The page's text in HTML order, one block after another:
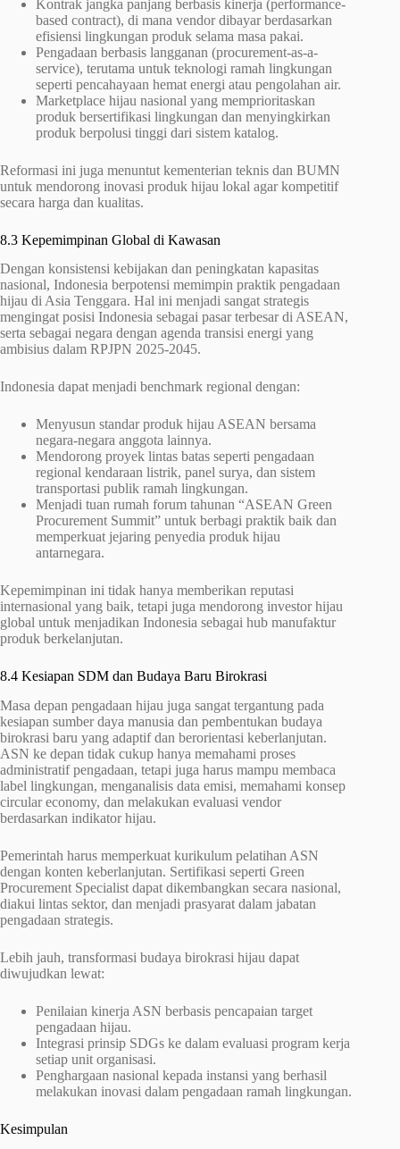
Kontrak jangka panjang berbasis kinerja (performance-
based contract), di mana vendor dibayar berdasarkan
efisiensi lingkungan produk selama masa pakai.
Pengadaan berbasis langganan (procurement-as-a-
service), terutama untuk teknologi ramah lingkungan
seperti pencahayaan hemat energi atau pengolahan air.
Marketplace hijau nasional yang memprioritaskan
produk bersertifikasi lingkungan dan menyingkirkan
produk berpolusi tinggi dari sistem katalog.
Reformasi ini juga menuntut kementerian teknis dan BUMN
untuk mendorong inovasi produk hijau lokal agar kompetitif
secara harga dan kualitas.
8.3 Kepemimpinan Global di Kawasan
Dengan konsistensi kebijakan dan peningkatan kapasitas
nasional, Indonesia berpotensi memimpin praktik pengadaan
hijau di Asia Tenggara. Hal ini menjadi sangat strategis
mengingat posisi Indonesia sebagai pasar terbesar di ASEAN,
serta sebagai negara dengan agenda transisi energi yang
ambisius dalam RPJPN 2025-2045.
Indonesia dapat menjadi benchmark regional dengan:
Menyusun standar produk hijau ASEAN bersama
negara-negara anggota lainnya.
Mendorong proyek lintas batas seperti pengadaan
regional kendaraan listrik, panel surya, dan sistem
transportasi publik ramah lingkungan.
Menjadi tuan rumah forum tahunan “ASEAN Green
Procurement Summit” untuk berbagi praktik baik dan
memperkuat jejaring penyedia produk hijau
antarnegara.
Kepemimpinan ini tidak hanya memberikan reputasi
internasional yang baik, tetapi juga mendorong investor hijau
global untuk menjadikan Indonesia sebagai hub manufaktur
produk berkelanjutan.
8.4 Kesiapan SDM dan Budaya Baru Birokrasi
Masa depan pengadaan hijau juga sangat tergantung pada
kesiapan sumber daya manusia dan pembentukan budaya
birokrasi baru yang adaptif dan berorientasi keberlanjutan.
ASN ke depan tidak cukup hanya memahami proses
administratif pengadaan, tetapi juga harus mampu membaca
label lingkungan, menganalisis data emisi, memahami konsep
circular economy, dan melakukan evaluasi vendor
berdasarkan indikator hijau.
Pemerintah harus memperkuat kurikulum pelatihan ASN
dengan konten keberlanjutan. Sertifikasi seperti Green
Procurement Specialist dapat dikembangkan secara nasional,
diakui lintas sektor, dan menjadi prasyarat dalam jabatan
pengadaan strategis.
Lebih jauh, transformasi budaya birokrasi hijau dapat
diwujudkan lewat:
Penilaian kinerja ASN berbasis pencapaian target
pengadaan hijau.
Integrasi prinsip SDGs ke dalam evaluasi program kerja
setiap unit organisasi.
Penghargaan nasional kepada instansi yang berhasil
melakukan inovasi dalam pengadaan ramah lingkungan.
Kesimpulan